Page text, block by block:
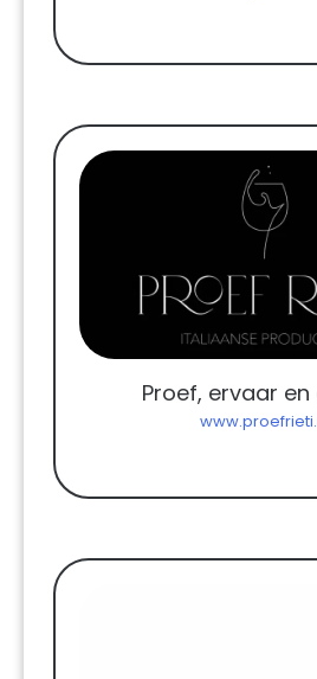
Proef, ervaar en